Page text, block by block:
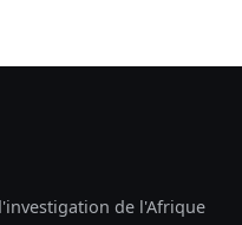
de l'Afrique